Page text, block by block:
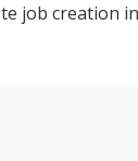
job creation